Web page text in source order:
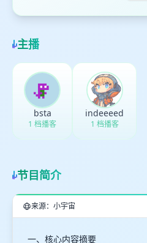
主播
bsta
1 档播客
indeeeed
1 档播客
节目简介
来源：小宇宙
一、核心内容摘要